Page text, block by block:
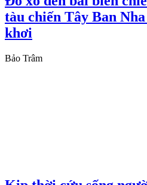
tàu chiến Tây Ban
khơi
Bảo Trâm